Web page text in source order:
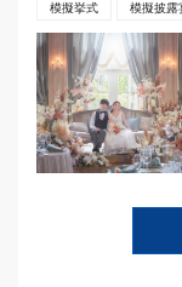
模擬挙式
模擬披露